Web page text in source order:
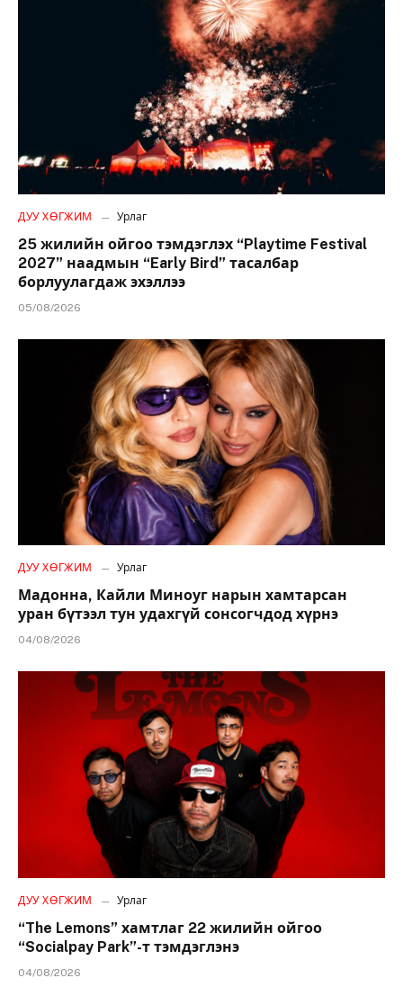
ДУУ ХӨГЖИМ Урлаг
25 жилийн ойгоо тэмдэглэх “Playtime Festival
2027” наадмын “Early Bird” тасалбар
борлуулагдаж эхэллээ
05/08/2026
ДУУ ХӨГЖИМ Урлаг
Мадонна, Кайли Миноуг нарын хамтарсан
уран бүтээл тун удахгүй сонсогчдод хүрнэ
04/08/2026
ДУУ ХӨГЖИМ Урлаг
“The Lemons” хамтлаг 22 жилийн ойгоо
“Socialpay Park”-т тэмдэглэнэ
04/08/2026